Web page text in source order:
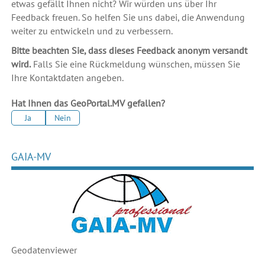
etwas gefällt Ihnen nicht? Wir würden uns über Ihr
Feedback freuen. So helfen Sie uns dabei, die Anwendung
weiter zu entwickeln und zu verbessern.
Bitte beachten Sie, dass dieses Feedback anonym versandt
wird.Falls Sie eine Rückmeldung wünschen, müssen Sie
Ihre Kontaktdaten angeben.
Hat Ihnen das GeoPortal.MV gefallen?
Ja Nein
GAIA-MV
Geodatenviewer